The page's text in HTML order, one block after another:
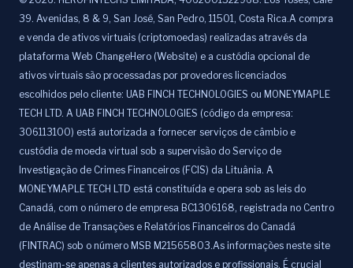
39. Avenidas, 8 & 9, San José, San Pedro, 11501, Costa Rica.A compra
e venda de ativos virtuais (criptomoedas) realizadas através da
plataforma Web ChangeHero (Website) e a custódia opcional de
ativos virtuais são processadas por provedores licenciados
escolhidos pelo cliente: UAB FINCH TECHNOLOGIES ou MONEYMAPLE
TECH LTD. A UAB FINCH TECHNOLOGIES (código da empresa:
306113100) está autorizada a fornecer serviços de câmbio e
custódia de moeda virtual sob a supervisão do Serviço de
Investigação de Crimes Financeiros (FCIS) da Lituânia. A
MONEYMAPLE TECH LTD está constituída e opera sob as leis do
Canadá, com o número de empresa BC1306168, registrada no Centro
de Análise de Transações e Relatórios Financeiros do Canadá
(FINTRAC) sob o número MSB M21565803.As informações neste site
destinam-se apenas a clientes autorizados e profissionais. É crucial